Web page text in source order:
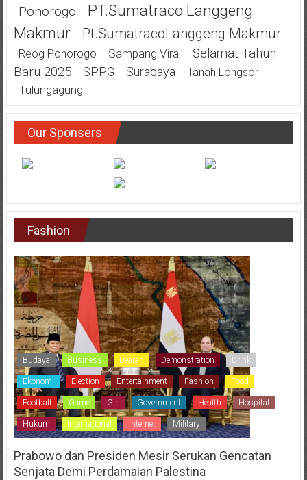
Ponorogo
PT.Sumatraco Langgeng
Makmur
Pt.SumatracoLanggeng Makmur
Reog Ponorogo Sampang Viral
Selamat Tahun
Baru 2025
SPPG Surabaya Tanah Longsor
Tulungagung
Our Sponsers
Fashion
Budaya Business Dearah Demonstration Drink
Ekonomi Election Entertainment Fashion Food
Football Game Girl Government Health Hospital
Hukum International Internet Military
Prabowo dan Presiden Mesir Serukan Gencatan
Senjata Demi Perdamaian Palestina